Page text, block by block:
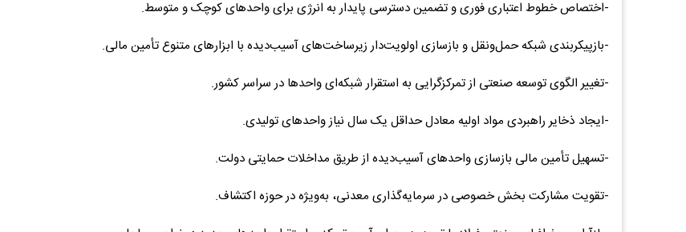
-اختصاص خطوط اعتباری فوری و تضمین دسترسی پایدار به انرژی برای واحد‌های کوچک و متوسط.
-بازپیکربندی شبکه حمل‌ونقل و بازسازی اولویت‌دار زیرساخت‌های آسیب‌دیده با ابزار‌های متنوع تأمین مالی.
-تغییر الگوی توسعه صنعتی از تمرکزگرایی به استقرار شبکه‌ای واحد‌ها در سراسر کشور.
-ایجاد ذخایر راهبردی مواد اولیه معادل حداقل یک سال نیاز واحد‌های تولیدی.
-تسهیل تأمین مالی بازسازی واحد‌های آسیب‌دیده از طریق مداخلات حمایتی دولت.
-تقویت مشارکت بخش خصوصی در سرمایه‌گذاری معدنی، به‌ویژه در حوزه اکتشاف.